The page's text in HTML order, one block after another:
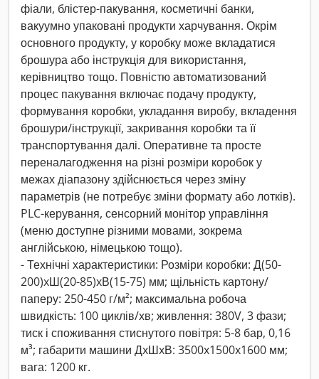
фіали, блістер-пакування, косметичні банки,
вакуумно упаковані продукти харчування. Окрім
основного продукту, у коробку може вкладатися
брошура або інструкція для використання,
керівництво тощо. Повністю автоматизований
процес пакування включає подачу продукту,
формування коробки, укладання виробу, вкладення
брошури/інструкції, закривання коробки та її
транспортування далі. Оперативне та просте
переналагодження на різні розміри коробок у
межах діапазону здійснюється через зміну
параметрів (не потребує зміни формату або лотків).
PLC-керування, сенсорний монітор управління
(меню доступне різними мовами, зокрема
англійською, німецькою тощо).
- Технічні характеристики: Розміри коробки: Д(50-
200)xШ(20-85)xВ(15-75) мм; щільність картону/
паперу: 250-450 г/м²; максимальна робоча
швидкість: 100 циклів/хв; живлення: 380V, 3 фази;
тиск і споживання стиснутого повітря: 5-8 бар, 0,16
м³; габарити машини ДxШxВ: 3500x1500x1600 мм;
вага: 1200 кг.